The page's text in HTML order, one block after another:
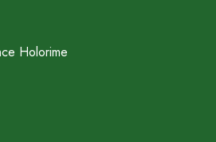
Holorime